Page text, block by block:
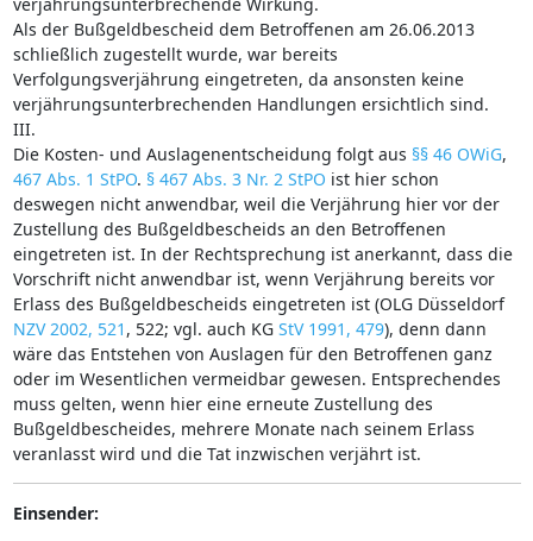
Als der Bußgeldbescheid dem Betroffenen am 26.06.2013
schließlich zugestellt wurde, war bereits
Verfolgungsverjährung eingetreten, da ansonsten keine
verjährungsunterbrechenden Handlungen ersichtlich sind.
III.
Die Kosten- und Auslagenentscheidung folgt aus §§ 46 OWiG,
467 Abs. 1 StPO. § 467 Abs. 3 Nr. 2 StPO ist hier schon
deswegen nicht anwendbar, weil die Verjährung hier vor der
Zustellung des Bußgeldbescheids an den Betroffenen
eingetreten ist. In der Rechtsprechung ist anerkannt, dass die
Vorschrift nicht anwendbar ist, wenn Verjährung bereits vor
Erlass des Bußgeldbescheids eingetreten ist (OLG Düsseldorf
NZV 2002, 521 , 522; vgl. auch KG StV 1991, 479), denn dann
wäre das Entstehen von Auslagen für den Betroffenen ganz
oder im Wesentlichen vermeidbar gewesen. Entsprechendes
muss gelten, wenn hier eine erneute Zustellung des
Bußgeldbescheides, mehrere Monate nach seinem Erlass
veranlasst wird und die Tat inzwischen verjährt ist.
Einsender: